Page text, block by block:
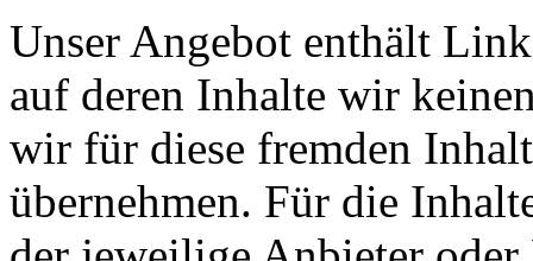
Unser Angebot enthält
auf deren Inhalte wir
wir für diese fremden
übernehmen. Für die